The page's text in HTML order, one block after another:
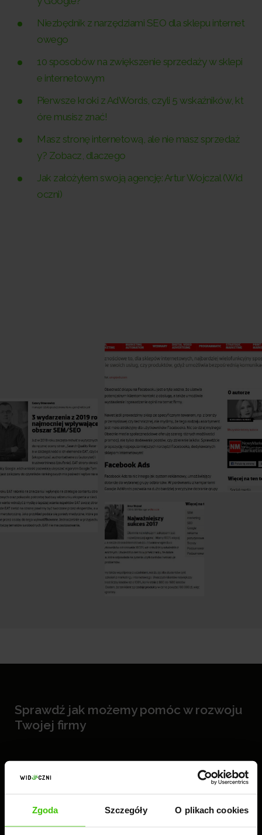
Zgoda Szczegóły O plikach cookies
Niezbędnik z narzędziami SEO dla sklepu internet
owego
10 sposobów na zwiększenie sprzedaży w sklepi
e internetowym
Pierwsze kroki z AdWords, czyli 5 wskaźników, kt
óre musisz znać!
Masz stronę internetową, ale nie masz sprzedaż
y? Zobacz, dlaczego
Jak założyłem swoją agencję: Artur Wojczal (Wid
oczni)
Sprawdź jak możemy pomóc w rozwoju
Twojej firmy
WYŚLIJ ZAPYTANIE
Jesteśmy#zawszewidoczni.